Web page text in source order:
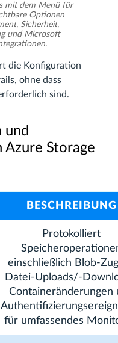
mit dem Menü für
Optionen
Sicherheit,
und Microsoft
die Konfiguration
ohne dass
sind.
und
Azure Storage
BESCHREIBUNG
Protokolliert
einschließlich Blob-
Datei-Uploads/-
Containeränderungen
für umfassendes